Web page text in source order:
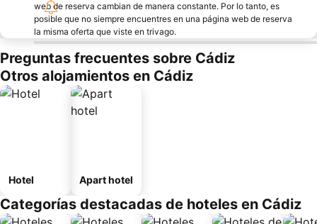
web de reserva cambian de manera constante. Por lo tanto, es
posible que no siempre encuentres en una página web de reserva
la misma oferta que viste en trivago.
Preguntas frecuentes sobre Cádiz
Otros alojamientos en Cádiz
Hotel Apart hotel
Categorías destacadas de hoteles en Cádiz